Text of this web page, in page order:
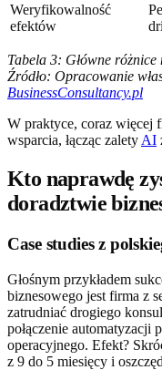
Weryfikowalność
efektów
Tabela 3: Główne różnice
Źródło: Opracowanie
BusinessConsultancy.pl
W praktyce, coraz więcej
wsparcia, łącząc zalety AI
Kto naprawdę
doradztwie
Case studies z
Głośnym przykładem
biznesowego jest firma z
zatrudniać drogiego
połączenie automatyzacji
operacyjnego. Efekt?
z 9 do 5 miesięcy i